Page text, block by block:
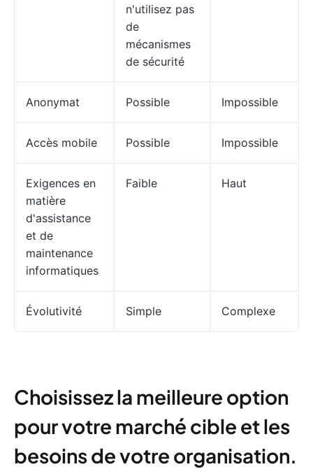
n'utilisez pas
de
mécanismes
de sécurité
Anonymat Possible Impossible
Accès mobile Possible Impossible
Exigences en
matière
d'assistance
et de
maintenance
informatiques
Faible Haut
Évolutivité Simple Complexe
Choisissez la meilleure option
pour votre marché cible et les
besoins de votre organisation.